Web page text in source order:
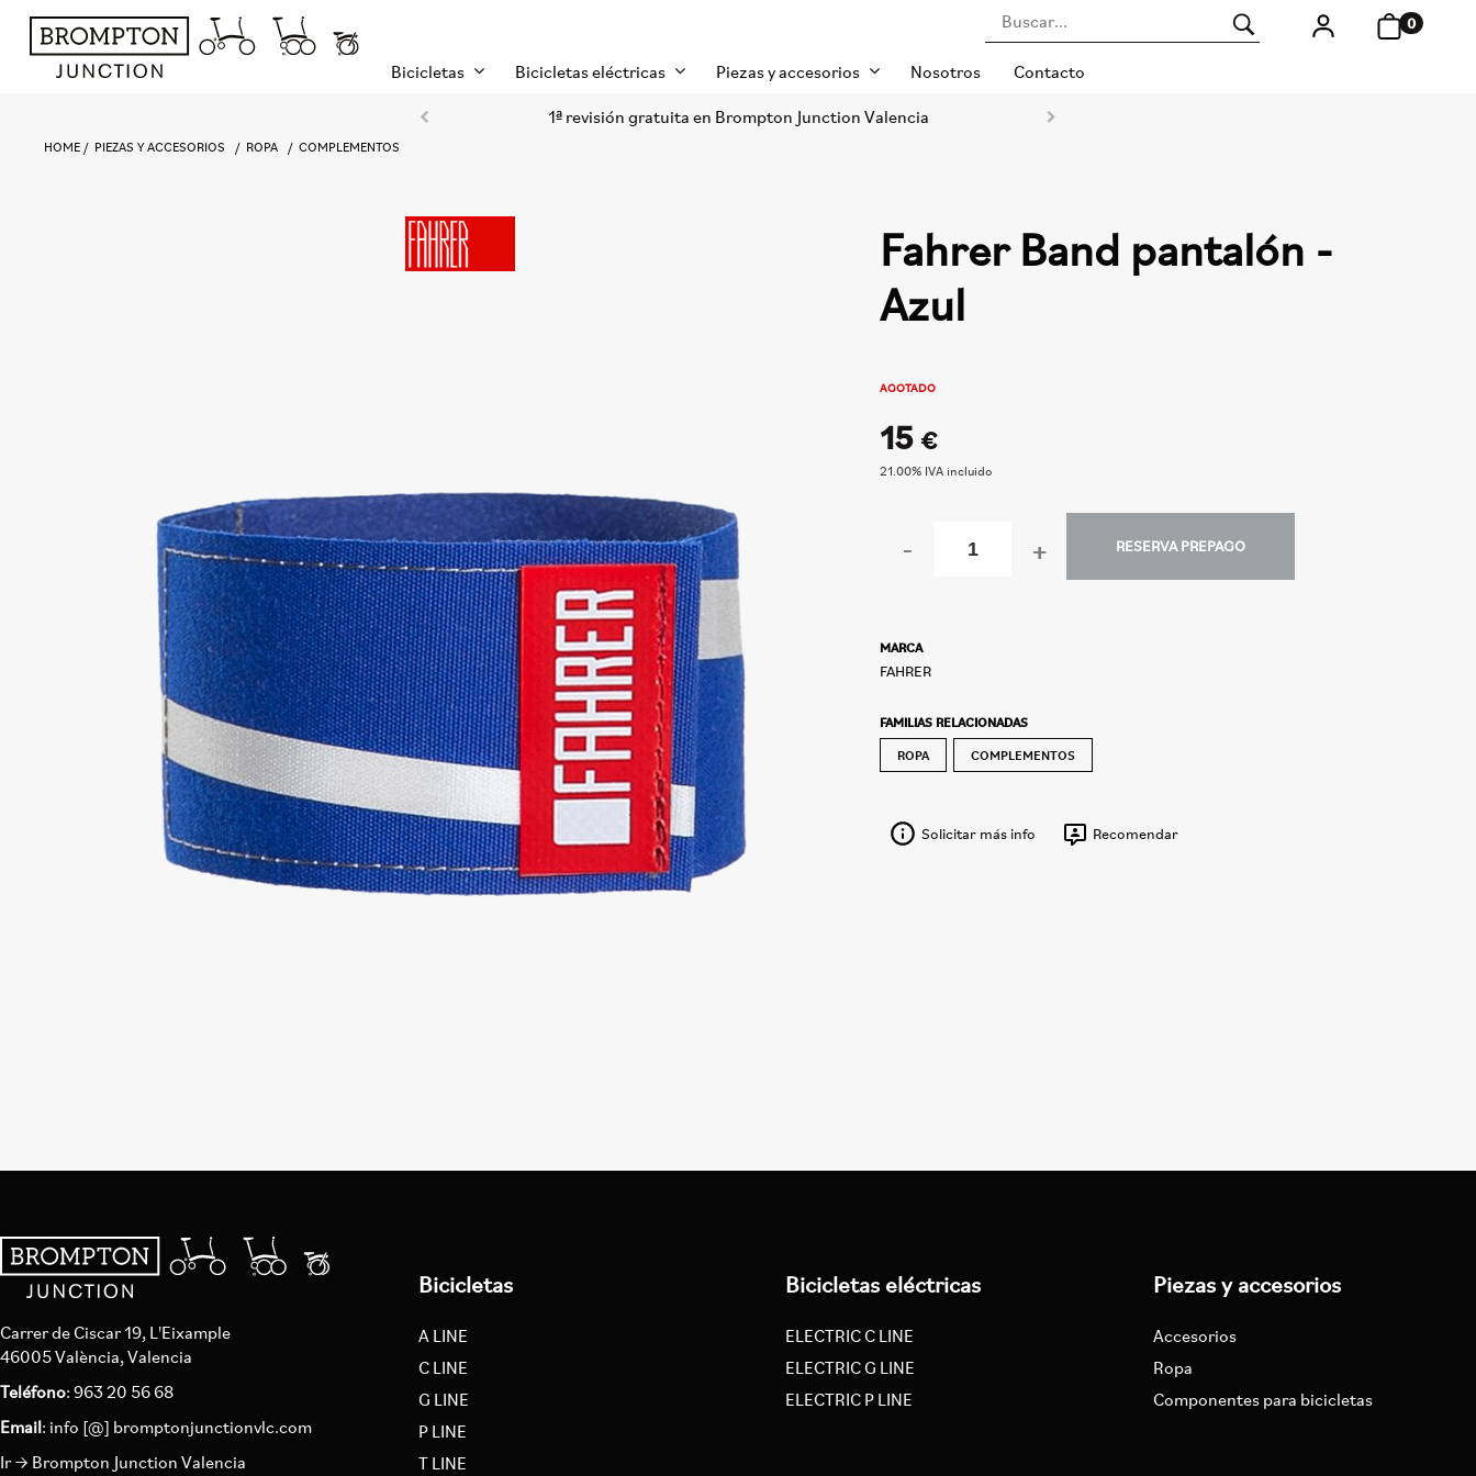
0
Bicicletas Bicicletas eléctricas Piezas y accesorios Nosotros Contacto
1ª revisión gratuita en Brompton Junction Valencia
HOME PIEZAS Y ACCESORIOS ROPA COMPLEMENTOS
Fahrer Band pantalón -
Azul
AGOTADO
15 €
21.00% IVA incluido
- + RESERVA PREPAGO
MARCA
FAHRER
FAMILIAS RELACIONADAS
ROPA
COMPLEMENTOS
Solicitar más info Recomendar
Carrer de Ciscar 19, L'Eixample
46005 València, Valencia
Teléfono: 963 20 56 68
Email: info [@] bromptonjunctionvlc.com
Ir → Brompton Junction Valencia
Bicicletas
A LINE
C LINE
G LINE
P LINE
T LINE
Bicicletas eléctricas
ELECTRIC C LINE
ELECTRIC G LINE
ELECTRIC P LINE
Piezas y accesorios
Accesorios
Ropa
Componentes para bicicletas